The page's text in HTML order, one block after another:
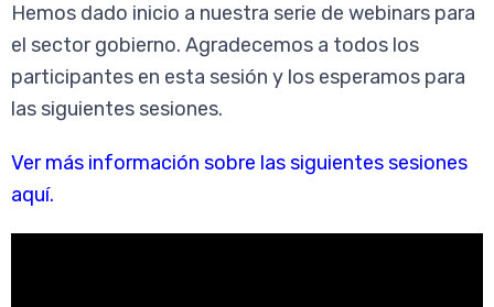
Hemos dado inicio a nuestra serie de webinars para
el sector gobierno. Agradecemos a todos los
participantes en esta sesión y los esperamos para
las siguientes sesiones.
Ver más información sobre las siguientes sesiones
aquí.